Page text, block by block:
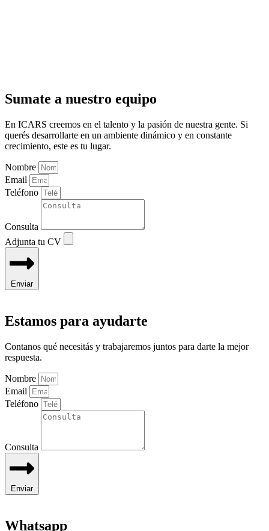
Sumate a nuestro equipo
En ICARS creemos en el talento y la pasión de nuestra gente. Si
querés desarrollarte en un ambiente dinámico y en constante
crecimiento, este es tu lugar.
Nombre
Email
Teléfono
Consulta
Adjunta tu CV
Enviar
Estamos para ayudarte
Contanos qué necesitás y trabajaremos juntos para darte la mejor
respuesta.
Nombre
Email
Teléfono
Consulta
Enviar
Whatsapp